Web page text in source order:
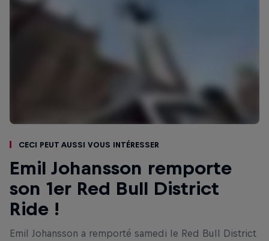
Ceci peut aussi vous intéresser
Emil Johansson remporte
son 1er Red Bull District
Ride !
Emil Johansson a remporté samedi le Red Bull District